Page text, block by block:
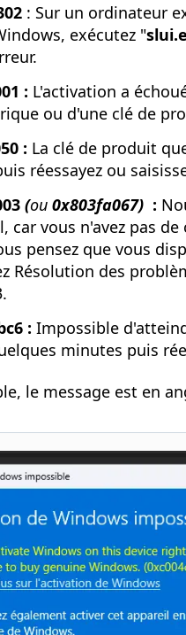
: Sur un ordinateur
exécutez "
: L'activation a
ou d'une clé de
: La clé de produit
réessayez ou
(ou 0x803fa067) :
car vous n'avez pas
pensez que vous
Résolution des
: Impossible
minutes puis
le message est en